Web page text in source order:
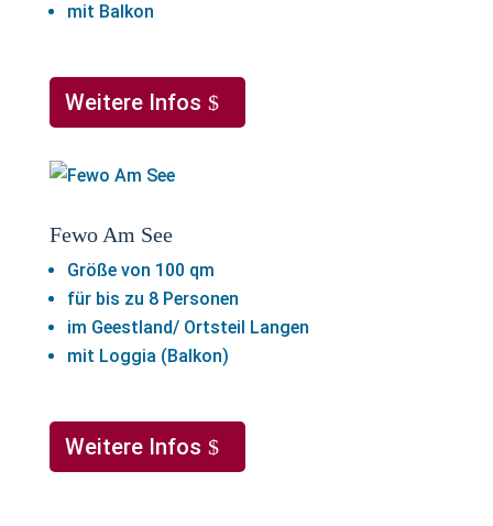
mit Balkon
Weitere Infos
Fewo Am See
Größe von 100 qm
für bis zu 8 Personen
im Geestland/ Ortsteil Langen
mit Loggia (Balkon)
Weitere Infos